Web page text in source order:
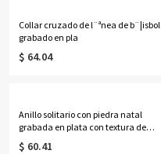
Collar cruzado de l¨ªnea de b¨¦isbol
grabado en pla
$ 64.04
Anillo solitario con piedra natal
grabada en plata con textura de
béisbol
$ 60.41